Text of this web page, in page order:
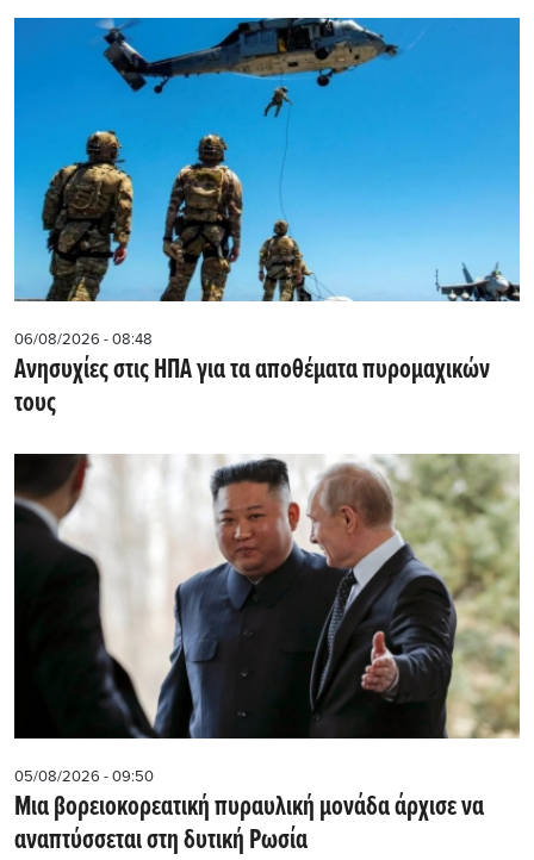
06/08/2026 - 08:48
Ανησυχίες στις ΗΠΑ για τα αποθέματα πυρομαχικών
τους
05/08/2026 - 09:50
Μια βορειοκορεατική πυραυλική μονάδα άρχισε να
αναπτύσσεται στη δυτική Ρωσία